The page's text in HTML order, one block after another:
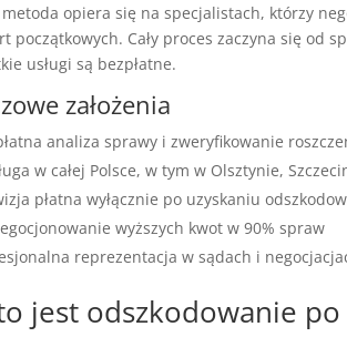
metoda opiera się na specjalistach, którzy
początkowych. Cały proces zaczyna się
usługi są bezpłatne.
założenia
analiza sprawy i zweryfikowanie
w całej Polsce, w tym w Olsztynie,
płatna wyłącznie po uzyskaniu
wyższych kwot w 90% spraw
reprezentacja w sądach i
jest odszkodowanie